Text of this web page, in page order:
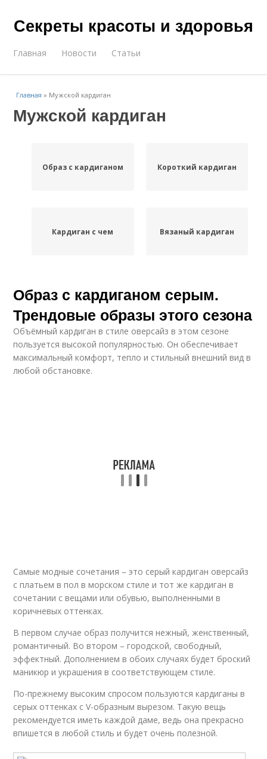
Секреты красоты и здоровья
Главная Новости Статьи
Главная » Мужской кардиган
Мужской кардиган
Образ с кардиганом Короткий кардиган
Кардиган с чем Вязаный кардиган
Образ с кардиганом серым.
Трендовые образы этого сезона
Объёмный кардиган в стиле оверсайз в этом сезоне
пользуется высокой популярностью. Он обеспечивает
максимальный комфорт, тепло и стильный внешний вид в
любой обстановке.
Самые модные сочетания – это серый кардиган оверсайз
с платьем в пол в морском стиле и тот же кардиган в
сочетании с вещами или обувью, выполненными в
коричневых оттенках.
В первом случае образ получится нежный, женственный,
романтичный. Во втором – городской, свободный,
эффектный. Дополнением в обоих случаях будет броский
маникюр и украшения в соответствующем стиле.
По-прежнему высоким спросом пользуются кардиганы в
серых оттенках с V-образным вырезом. Такую вещь
рекомендуется иметь каждой даме, ведь она прекрасно
впишется в любой стиль и будет очень полезной.